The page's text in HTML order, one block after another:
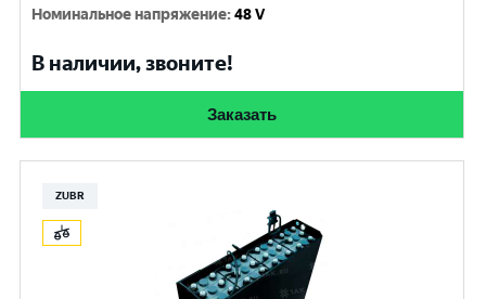
Номинальное напряжение:48 V
В наличии, звоните!
Заказать
ZUBR